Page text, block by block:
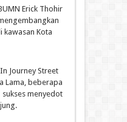
Erick Thohir
kawasan Kota
Journey Street
Lama, beberapa
menyedot